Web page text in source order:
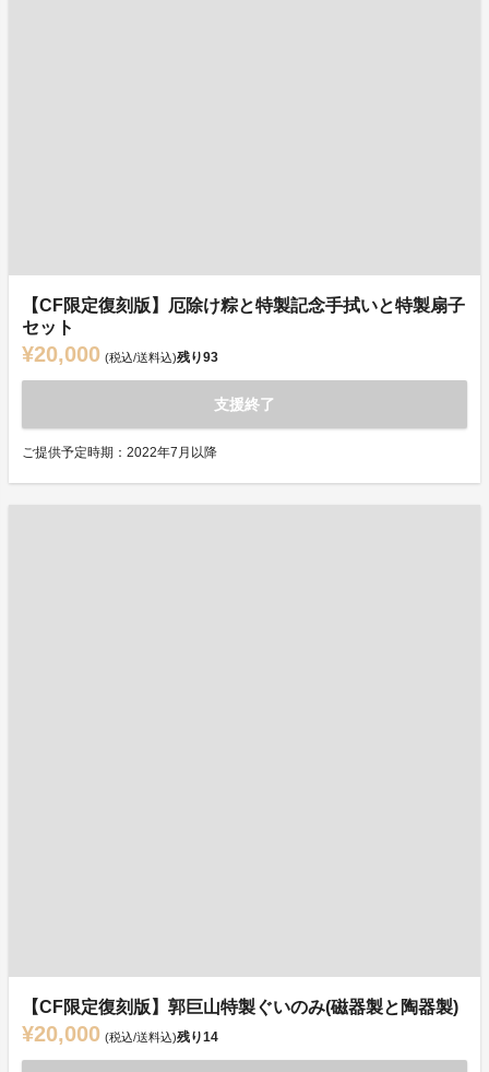
【CF限定復刻版】厄除け粽と特製記念手拭いと特製扇子
セット
¥20,000 (税込/送料込)残り93
支援終了
ご提供予定時期：2022年7月以降
【CF限定復刻版】郭巨山特製ぐいのみ(磁器製と陶器製)
¥20,000 (税込/送料込)残り14